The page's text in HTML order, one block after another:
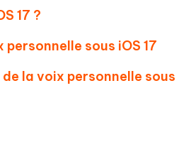
le chat WhatsApp
17 ?
sous iOS 17
la voix personnelle sous